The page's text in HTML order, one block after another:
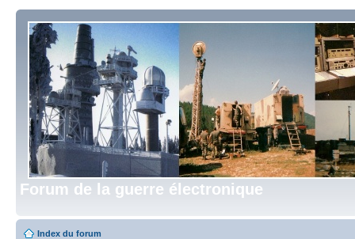
Forum de la guerre électronique
Index du forum